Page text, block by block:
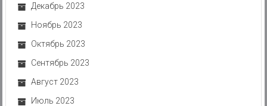
Декабрь 2023
Ноябрь 2023
Октябрь 2023
Сентябрь 2023
Август 2023
Июль 2023